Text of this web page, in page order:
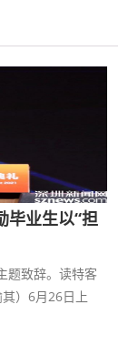
毕业生以“担
题致辞。读特客
）6月26日上